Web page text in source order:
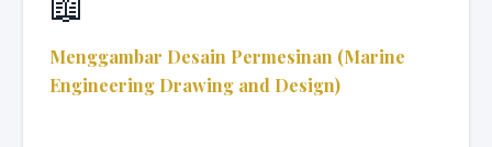
Menggambar Desain Permesinan (Marine
Engineering Drawing and Design)